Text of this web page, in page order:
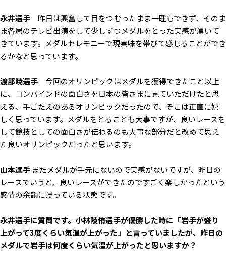
永井選手 昨日は興奮して目をつむったまま一睡もできず、そのま
ま各局のテレビ出演をして少しずつメダルをとった実感が湧いて
きています。メダルセレモニーで現実味を帯びて感じることができ
るかなと思っています。
渡部暁選手 今回のオリンピックはメダルを獲得できたこと以上
に、コンバインドの面白さを日本の皆さまに見ていただけたと思
える、手ごたえのあるオリンピックだったので、そこは正直に嬉
しく思っています。メダルをとることも大事ですが、良いレースを
して競技としての面白さが伝わるのも大事な部分だと改めて思え
た良いオリンピックだったと思います。
山本選手 まだメダルが手元にないので実感がないですが、昨日の
レースでいうと、良いレースができたのですごく楽しかったという
感情の余韻に浸っている状態です。
――永井選手に質問です。小林陵侑選手が優勝した時に「岩手が盛り
上がって3度くらい気温が上がった」と言っていましたが、昨日の
メダルで岩手は何度くらい気温が上がったと思いますか？